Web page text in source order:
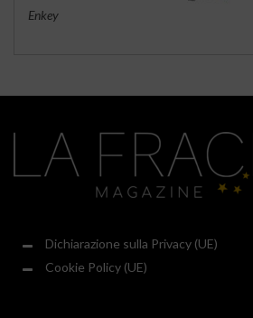
Enkey
Dichiarazione sulla Privacy (UE)
Cookie Policy (UE)